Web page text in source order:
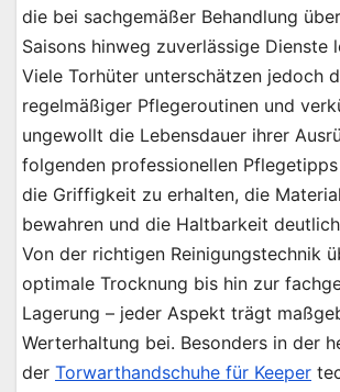
die bei sachgemäßer Behandlung
Saisons hinweg zuverlässige Dienste
Viele Torhüter unterschätzen jedoch
regelmäßiger Pflegeroutinen und
ungewollt die Lebensdauer ihrer
folgenden professionellen
die Griffigkeit zu erhalten, die
bewahren und die Haltbarkeit
Von der richtigen Reinigungstechnik
optimale Trocknung bis hin zur
Lagerung – jeder Aspekt trägt
Werterhaltung bei. Besonders in der
der Torwarthandschuhe für Keeper